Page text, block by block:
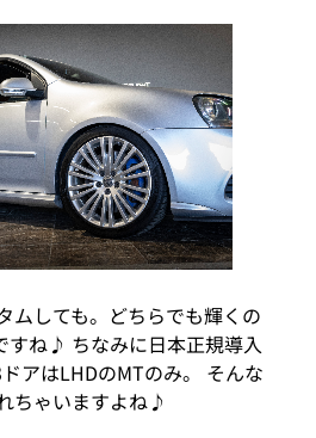
ムしても。どちらでも輝くの
すね♪ ちなみに日本正規導入
アはLHDのMTのみ。 そんな
ちゃいますよね♪